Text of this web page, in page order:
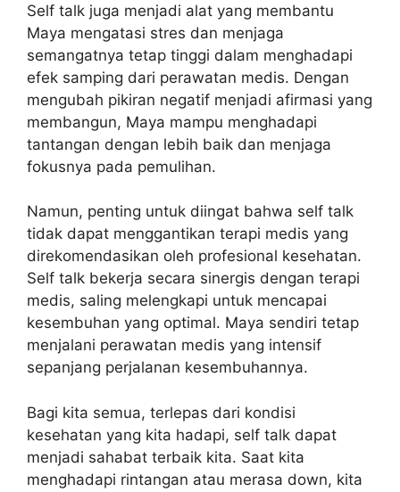
Self talk juga menjadi alat yang membantu
Maya mengatasi stres dan menjaga
semangatnya tetap tinggi dalam menghadapi
efek samping dari perawatan medis. Dengan
mengubah pikiran negatif menjadi afirmasi yang
membangun, Maya mampu menghadapi
tantangan dengan lebih baik dan menjaga
fokusnya pada pemulihan.
Namun, penting untuk diingat bahwa self talk
tidak dapat menggantikan terapi medis yang
direkomendasikan oleh profesional kesehatan.
Self talk bekerja secara sinergis dengan terapi
medis, saling melengkapi untuk mencapai
kesembuhan yang optimal. Maya sendiri tetap
menjalani perawatan medis yang intensif
sepanjang perjalanan kesembuhannya.
Bagi kita semua, terlepas dari kondisi
kesehatan yang kita hadapi, self talk dapat
menjadi sahabat terbaik kita. Saat kita
menghadapi rintangan atau merasa down, kita